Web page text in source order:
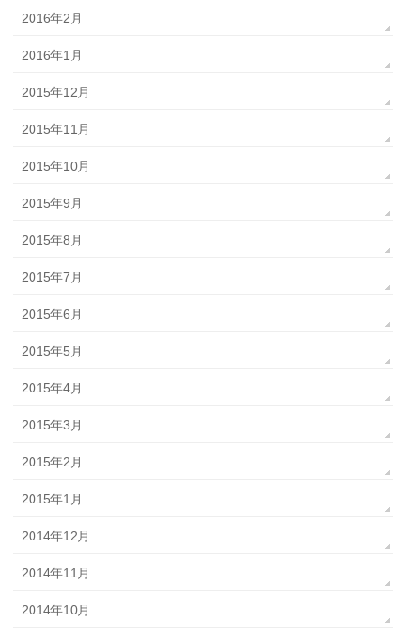
2016年2月
2016年1月
2015年12月
2015年11月
2015年10月
2015年9月
2015年8月
2015年7月
2015年6月
2015年5月
2015年4月
2015年3月
2015年2月
2015年1月
2014年12月
2014年11月
2014年10月